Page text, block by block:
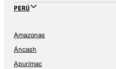
PERÚ
Amazonas
Áncash
Apurímac